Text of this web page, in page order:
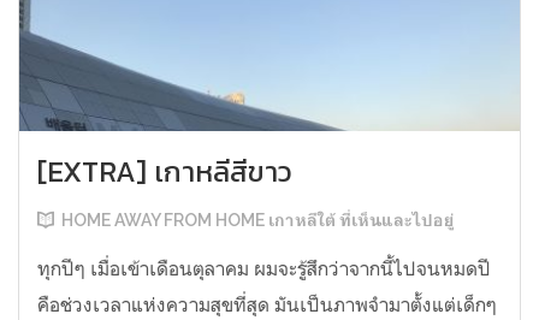
[EXTRA] เกาหลีสีขาว
HOME AWAY FROM HOME เกาหลีใต้ ที่เห็นและไปอยู่
ทุกปีๆ เมื่อเข้าเดือนตุลาคม ผมจะรู้สึกว่าจากนี้ไปจนหมดปี
คือช่วงเวลาแห่งความสุขที่สุด มันเป็นภาพจำมาตั้งแต่เด็กๆ